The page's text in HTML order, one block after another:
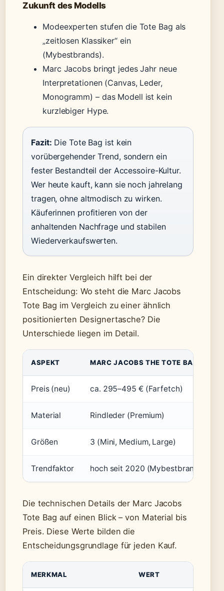
Zukunft des Modells
Modeexperten stufen die Tote Bag als
„zeitlosen Klassiker“ ein
(Mybestbrands).
Marc Jacobs bringt jedes Jahr neue
Interpretationen (Canvas, Leder,
Monogramm) – das Modell ist kein
kurzlebiger Hype.
Fazit: Die Tote Bag ist kein
vorübergehender Trend, sondern ein
fester Bestandteil der Accessoire-Kultur.
Wer heute kauft, kann sie noch jahrelang
tragen, ohne altmodisch zu wirken.
Käuferinnen profitieren von der
anhaltenden Nachfrage und stabilen
Wiederverkaufswerten.
Ein direkter Vergleich hilft bei der
Entscheidung: Wo steht die Marc Jacobs
Tote Bag im Vergleich zu einer ähnlich
positionierten Designertasche? Die
Unterschiede liegen im Detail.
ASPEKT MARC JACOBS THE TOTE BAG
Preis (neu) ca. 295–495 € (Farfetch)
Material Rindleder (Premium)
Größen 3 (Mini, Medium, Large)
Trendfaktor hoch seit 2020 (Mybestbrands)
Die technischen Details der Marc Jacobs
Tote Bag auf einen Blick – von Material bis
Preis. Diese Werte bilden die
Entscheidungsgrundlage für jeden Kauf.
MERKMAL WERT